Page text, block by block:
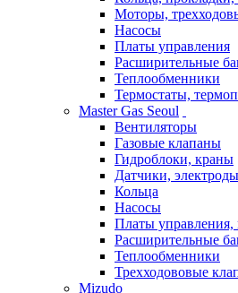
Моторы,
Насосы
Платы управления
Расширительные
Теплообменники
Термостаты,
Master Gas Seoul
Вентиляторы
Газовые клапаны
Гидроблоки, краны
Датчики, электроды
Кольца
Насосы
Платы управления,
Расширительные
Теплообменники
Трехходововые
Mizudo